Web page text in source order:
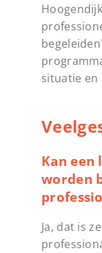
situatie en
Kan
worden
Ja, dat is